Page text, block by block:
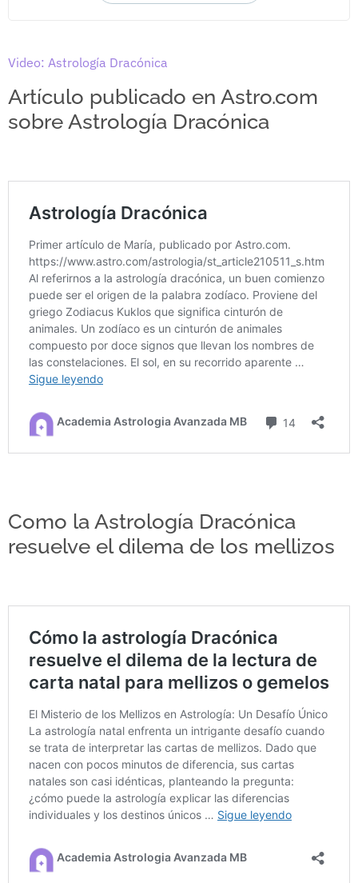
Video: Astrología Dracónica
Artículo publicado en Astro.com
sobre Astrología Dracónica
Como la Astrología Dracónica
resuelve el dilema de los mellizos